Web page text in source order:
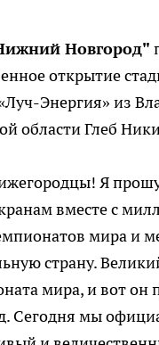
Новгород"
открытие
Энергия» из
области Глеб
Я
вместе с
мира и
страну.
мира, и вот он
Сегодня мы